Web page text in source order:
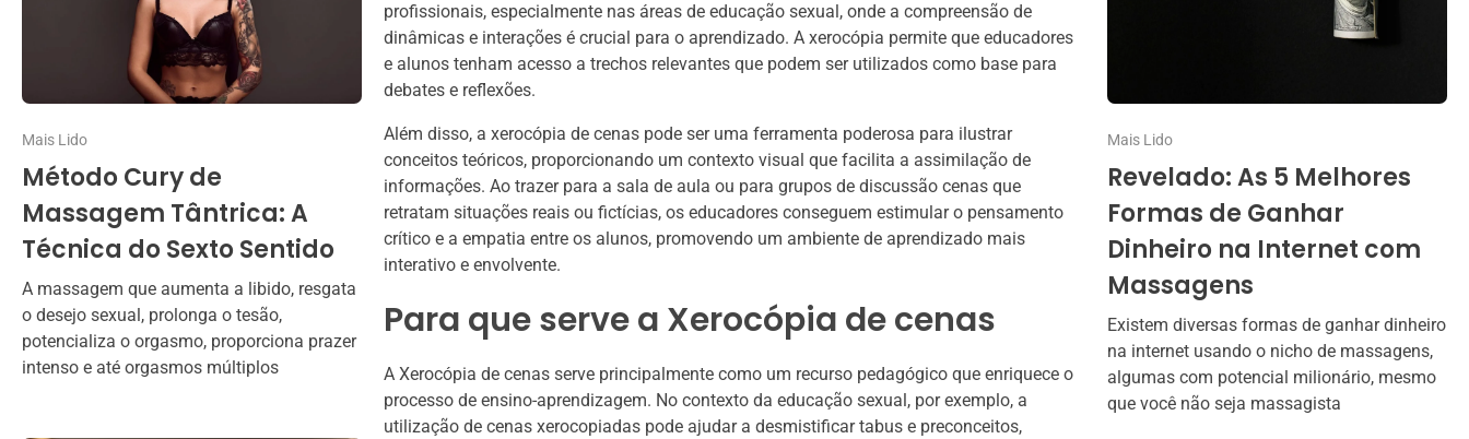
Mais Lido
Método Cury de
Massagem Tântrica: A
Técnica do Sexto Sentido
A massagem que aumenta a libido, resgata
o desejo sexual, prolonga o tesão,
potencializa o orgasmo, proporciona prazer
intenso e até orgasmos múltiplos
profissionais, especialmente nas áreas de educação sexual, onde a compreensão de
dinâmicas e interações é crucial para o aprendizado. A xerocópia permite que educadores
e alunos tenham acesso a trechos relevantes que podem ser utilizados como base para
debates e reflexões.
Além disso, a xerocópia de cenas pode ser uma ferramenta poderosa para ilustrar
conceitos teóricos, proporcionando um contexto visual que facilita a assimilação de
informações. Ao trazer para a sala de aula ou para grupos de discussão cenas que
retratam situações reais ou fictícias, os educadores conseguem estimular o pensamento
crítico e a empatia entre os alunos, promovendo um ambiente de aprendizado mais
interativo e envolvente.
Para que serve a Xerocópia de cenas
A Xerocópia de cenas serve principalmente como um recurso pedagógico que enriquece o
processo de ensino-aprendizagem. No contexto da educação sexual, por exemplo, a
utilização de cenas xerocopiadas pode ajudar a desmistificar tabus e preconceitos,
Mais Lido
Revelado: As 5 Melhores
Formas de Ganhar
Dinheiro na Internet com
Massagens
Existem diversas formas de ganhar dinheiro
na internet usando o nicho de massagens,
algumas com potencial milionário, mesmo
que você não seja massagista